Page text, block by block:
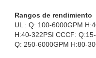
Rangos de rendimiento
UL : Q: 100-6000GPM
H:40-322PSI CCCF:
Q: 250-6000GPM H:80-